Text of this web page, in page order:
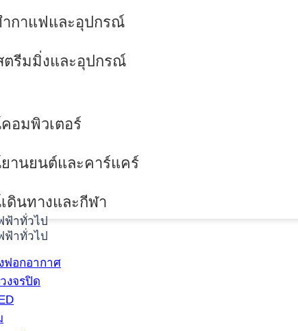
ำกาแฟและอุปกรณ์
ตรีมมิ่งและอุปกรณ์
อมพิวเตอร์
านยนต์และคาร์แคร์
ดินทางและกีฬา
ฟ้าทั่วไป
ฟ้าทั่วไป
ฟอกอากาศ
งจรปิด